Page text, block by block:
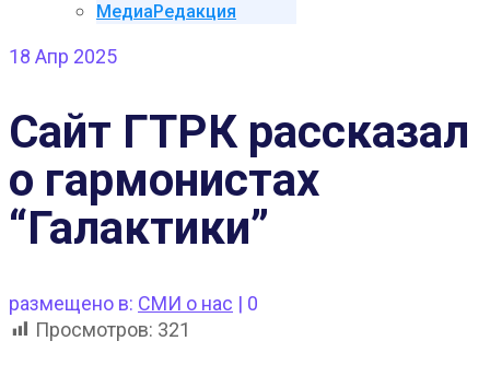
МедиаРедакция
18 Апр 2025
Сайт ГТРК рассказал
о гармонистах
“Галактики”
размещено в: СМИ о нас | 0
Просмотров: 321